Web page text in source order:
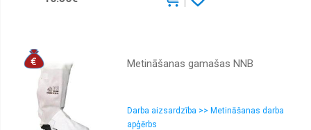
Metināšanas gamašas NNB
Darba aizsardzība >> Metināšanas darba
apģērbs